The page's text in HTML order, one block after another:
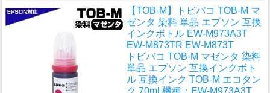
【TOB-M】トビバコ TOB-M マ
ゼンタ 染料 単品 エプソン 互換
インクボトル EW-M973A3T
EW-M873TR EW-M873T
トビバコ TOB-M マゼンタ 染料
単品 エプソン 互換インクボト
ル 互換インク TOB-M エコタン